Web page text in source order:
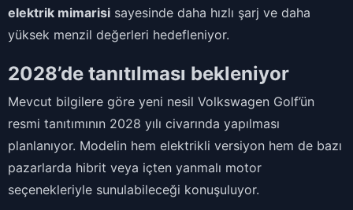
elektrik mimarisi sayesinde daha hızlı şarj ve daha
yüksek menzil değerleri hedefleniyor.
2028’de tanıtılması bekleniyor
Mevcut bilgilere göre yeni nesil Volkswagen Golf’ün
resmi tanıtımının 2028 yılı civarında yapılması
planlanıyor. Modelin hem elektrikli versiyon hem de bazı
pazarlarda hibrit veya içten yanmalı motor
seçenekleriyle sunulabileceği konuşuluyor.